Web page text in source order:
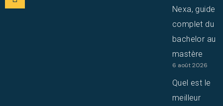
Nexa, guide
complet du
bachelor au
mastère
6 août 2026
Quel est le
meilleur